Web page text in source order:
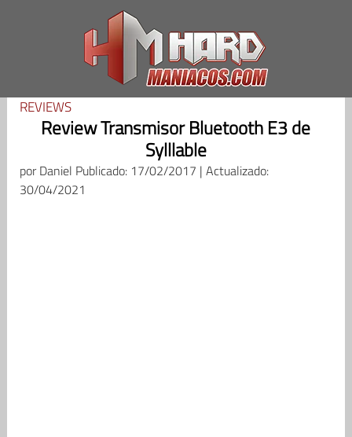
REVIEWS
Review Transmisor Bluetooth E3 de
Sylllable
porDaniel Publicado: 17/02/2017 | Actualizado:
30/04/2021